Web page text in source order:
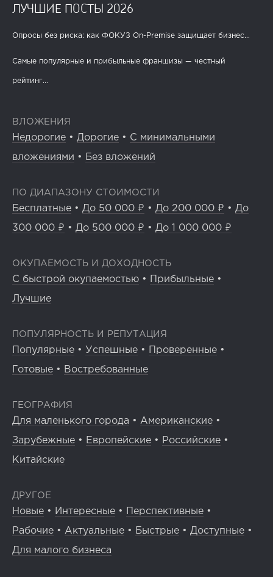
ЛУЧШИЕ ПОСТЫ 2026
Опросы без риска: как ФОКУЗ On-Premise защищает бизнес...
Самые популярные и прибыльные франшизы — честный
рейтинг...
ВЛОЖЕНИЯ
Недорогие • Дорогие • С минимальными
вложениями • Без вложений
ПО ДИАПАЗОНУ СТОИМОСТИ
Бесплатные • До 50 000 ₽ • До 200 000 ₽ • До
300 000 ₽ • До 500 000 ₽ • До 1 000 000 ₽
ОКУПАЕМОСТЬ И ДОХОДНОСТЬ
С быстрой окупаемостью • Прибыльные •
Лучшие
ПОПУЛЯРНОСТЬ И РЕПУТАЦИЯ
Популярные • Успешные • Проверенные •
Готовые • Востребованные
ГЕОГРАФИЯ
Для маленького города • Американские •
Зарубежные • Европейские • Российские •
Китайские
ДРУГОЕ
Новые • Интересные • Перспективные •
Рабочие • Актуальные • Быстрые • Доступные •
Для малого бизнеса